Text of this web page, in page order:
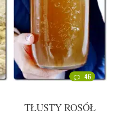
46
TŁUSTY ROSÓŁ